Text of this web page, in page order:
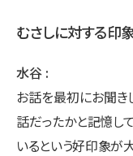
むさしに対する印
水谷
お話を最初にお聞き
話だったかと記憶し
いるという好印象が